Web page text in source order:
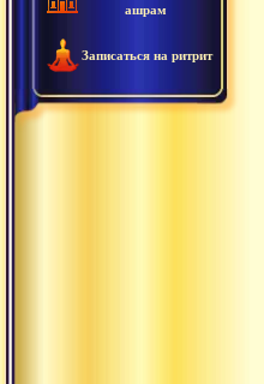
ашрам
Записаться на ритрит